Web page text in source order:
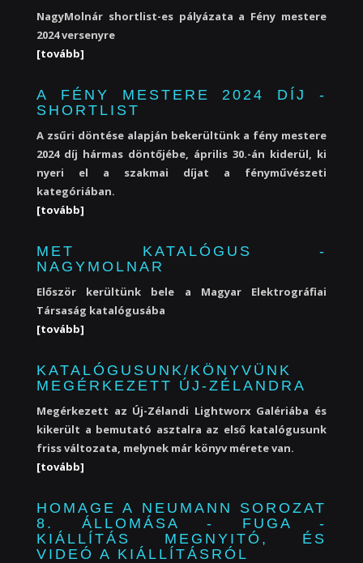
NagyMolnár shortlist-es pályázata a Fény mestere
2024 versenyre
[tovább]
A FÉNY MESTERE 2024 DÍJ -
SHORTLIST
A zsűri döntése alapján bekerültünk a fény mestere
2024 díj hármas döntőjébe, április 30.-án kiderül, ki
nyeri el a szakmai díjat a fényművészeti
kategóriában.
[tovább]
MET KATALÓGUS -
NAGYMOLNAR
Először kerültünk bele a Magyar Elektrográfiai
Társaság katalógusába
[tovább]
KATALÓGUSUNK/KÖNYVÜNK
MEGÉRKEZETT ÚJ-ZÉLANDRA
Megérkezett az Új-Zélandi Lightworx Galériába és
kikerült a bemutató asztalra az első katalógusunk
friss változata, melynek már könyv mérete van.
[tovább]
HOMAGE A NEUMANN SOROZAT
8. ÁLLOMÁSA - FUGA -
KIÁLLÍTÁS MEGNYITÓ, ÉS
VIDEÓ A KIÁLLÍTÁSRÓL